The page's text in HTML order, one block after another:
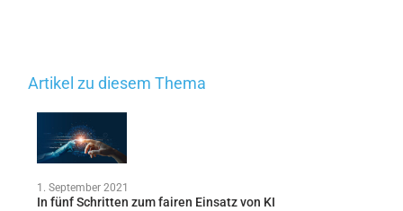
Artikel zu diesem Thema
1. September 2021
In fünf Schritten zum fairen Einsatz von KI